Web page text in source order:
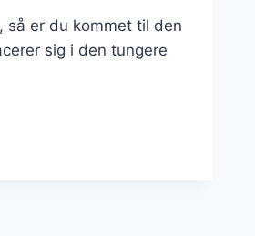
så er du kommet til den
sig i den tungere